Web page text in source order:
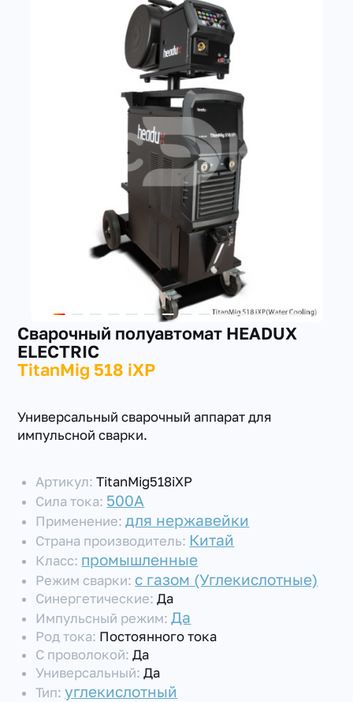
+7(351) 223-98-74
Сварочный полуавтомат HEADUX
ELECTRIC
TitanMig 518 iXP
Универсальный сварочный аппарат для
импульсной сварки.
Артикул:TitanMig518iXP
Сила тока: 500А
Применение:для нержавейки
Страна производитель: Китай
Класс: промышленные
Режим сварки: с газом (Углекислотные)
Синергетические:Да
Импульсный режим:Да
Род тока: Постоянного тока
С проволокой:Да
Универсальный:Да
Тип:углекислотный